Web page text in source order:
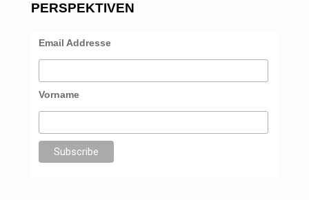
PERSPEKTIVEN
Email Addresse
Vorname